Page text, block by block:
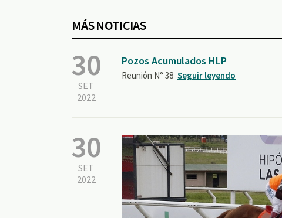
MÁS NOTICIAS
30
SET
2022
Pozos Acumulados HLP
Reunión N° 38 Seguir leyendo
30
SET
2022